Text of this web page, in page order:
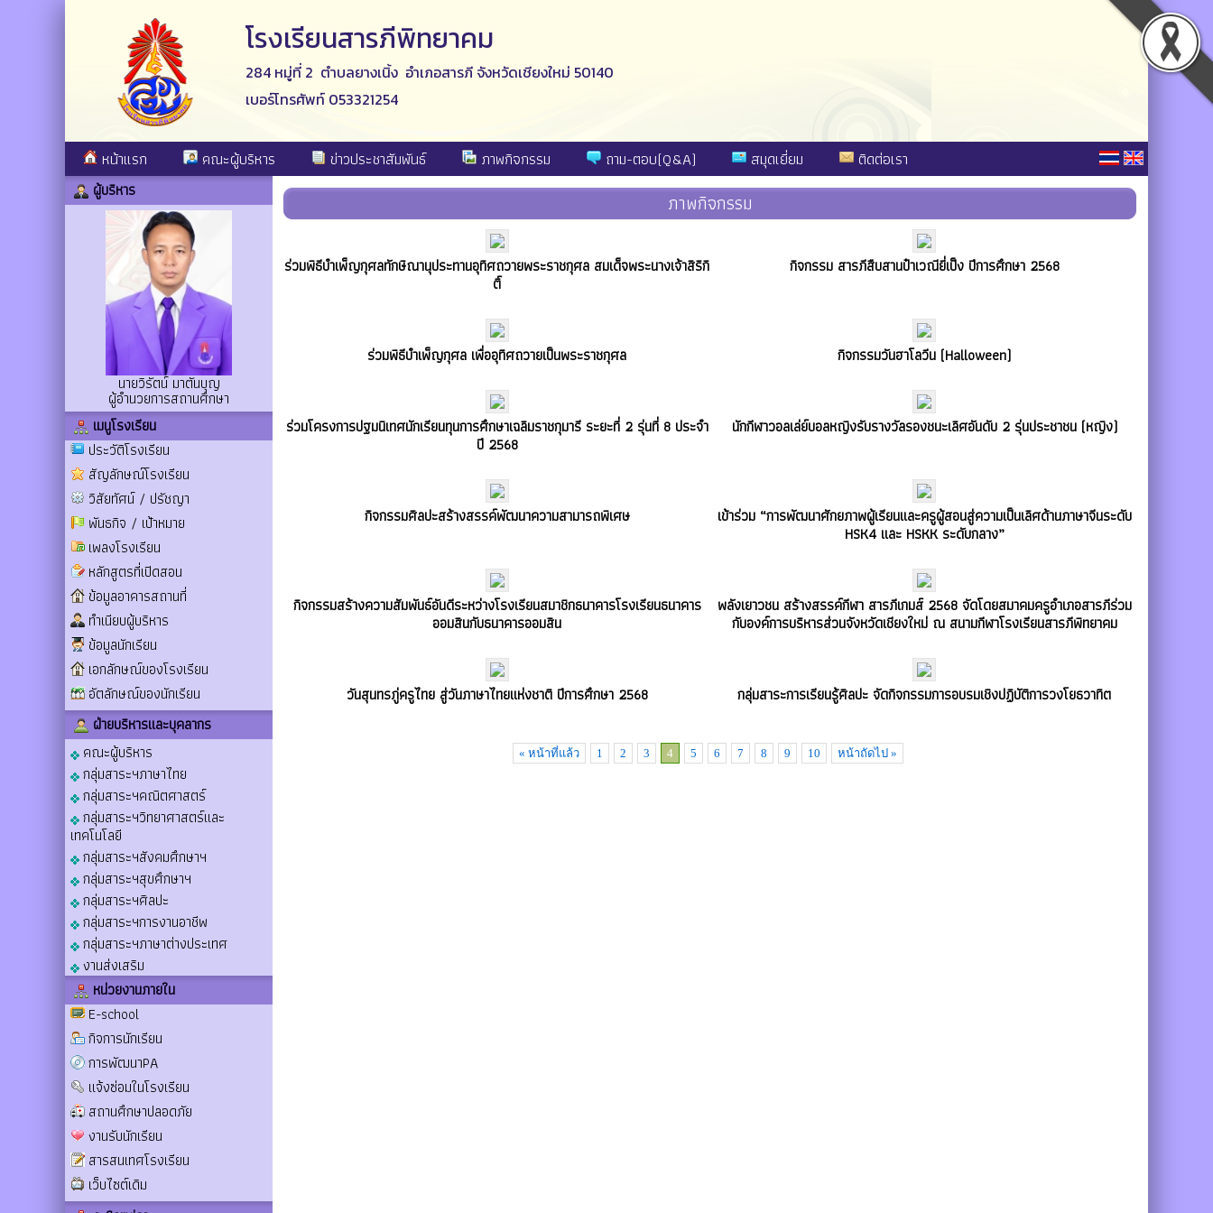
โรงเรียนสารภีพิทยาคม
284 หมู่ที่ 2 ตำบลยางเนิ้ง อำเภอสารภี จังหวัดเชียงใหม่ 50140
เบอร์โทรศัพท์ 053321254
หน้าแรก คณะผู้บริหาร ข่าวประชาสัมพันธ์ ภาพกิจกรรม ถาม-ตอบ(Q&A) สมุดเยี่ยม ติดต่อเรา
ผู้บริหาร
นายวิรัตน์ มาตันบุญ
ผู้อำนวยการสถานศึกษา
เมนูโรงเรียน
ประวัติโรงเรียน
สัญลักษณ์โรงเรียน
วิสัยทัศน์ / ปรัชญา
พันธกิจ / เป้าหมาย
เพลงโรงเรียน
หลักสูตรที่เปิดสอน
ข้อมูลอาคารสถานที่
ทำเนียบผู้บริหาร
ข้อมูลนักเรียน
เอกลักษณ์ของโรงเรียน
อัตลักษณ์ของนักเรียน
ฝ่ายบริหารและบุคลากร
คณะผู้บริหาร
กลุ่มสาระฯภาษาไทย
กลุ่มสาระฯคณิตศาสตร์
กลุ่มสาระฯวิทยาศาสตร์และ
เทคโนโลยี
กลุ่มสาระฯสังคมศึกษาฯ
กลุ่มสาระฯสุขศึกษาฯ
กลุ่มสาระฯศิลปะ
กลุ่มสาระฯการงานอาชีพ
กลุ่มสาระฯภาษาต่างประเทศ
งานส่งเสริม
หน่วยงานภายใน
E-school
กิจการนักเรียน
การพัฒนาPA
แจ้งซ่อมในโรงเรียน
สถานศึกษาปลอดภัย
งานรับนักเรียน
สารสนเทศโรงเรียน
เว็บไซต์เดิม
ภาพกิจกรรม
« หน้าที่แล้ว 1 2 3 4 5 6 7 8 9 10 หน้าถัดไป »
ร่วมพิธีบำเพ็ญกุศลทักษิณานุประทานอุทิศถวายพระราชกุศล สมเด็จพระนางเจ้าสิริกิ
ติ์
กิจกรรม สารภีสืบสานป๋าเวณียี่เป็ง ปีการศึกษา 2568
ร่วมพิธีบำเพ็ญกุศล เพื่ออุทิศถวายเป็นพระราชกุศล กิจกรรมวันฮาโลวีน (Halloween)
ร่วมโครงการปฐมนิเทศนักเรียนทุนการศึกษาเฉลิมราชกุมารี ระยะที่ 2 รุ่นที่ 8 ประจำ
ปี 2568
นักกีฬาวอลเล่ย์บอลหญิงรับรางวัลรองชนะเลิศอันดับ 2 รุ่นประชาชน (หญิง)
กิจกรรมศิลปะสร้างสรรค์พัฒนาความสามารถพิเศษ
เข้าร่วม “การพัฒนาศักยภาพผู้เรียนและครูผู้สอนสู่ความเป็นเลิศด้านภาษาจีนระดับ
HSK4 และ HSKK ระดับกลาง”
กิจกรรมสร้างความสัมพันธ์อันดีระหว่างโรงเรียนสมาชิกธนาคารโรงเรียนธนาคาร
ออมสินกับธนาคารออมสิน
พลังเยาวชน สร้างสรรค์กีฬา สารภีเกมส์ 2568 จัดโดยสมาคมครูอำเภอสารภีร่วม
กับองค์การบริหารส่วนจังหวัดเชียงใหม่ ณ สนามกีฬาโรงเรียนสารภีพิทยาคม
วันสุนทรภู่ครูไทย สู่วันภาษาไทยแห่งชาติ ปีการศึกษา 2568 กลุ่มสาระการเรียนรู้ศิลปะ จัดกิจกรรมการอบรมเชิงปฏิบัติการวงโยธวาทิต